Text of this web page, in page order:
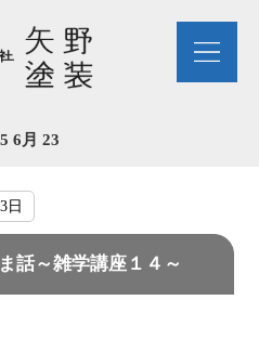
6月 23
日
話～雑学講座１４～